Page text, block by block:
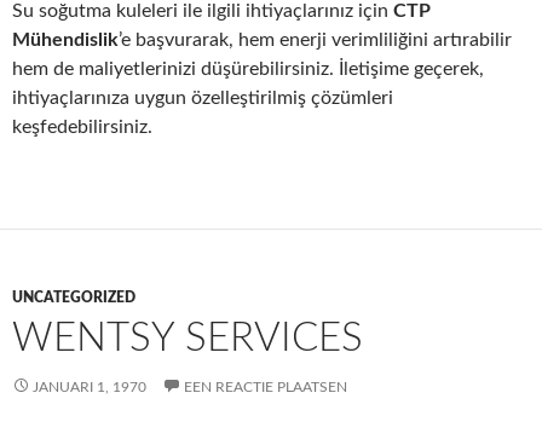
Su soğutma kuleleri ile ilgili ihtiyaçlarınız için CTP
Mühendislik’e başvurarak, hem enerji verimliliğini artırabilir
hem de maliyetlerinizi düşürebilirsiniz. İletişime geçerek,
ihtiyaçlarınıza uygun özelleştirilmiş çözümleri
keşfedebilirsiniz.
UNCATEGORIZED
WENTSY SERVICES
JANUARI 1, 1970 EEN REACTIE PLAATSEN